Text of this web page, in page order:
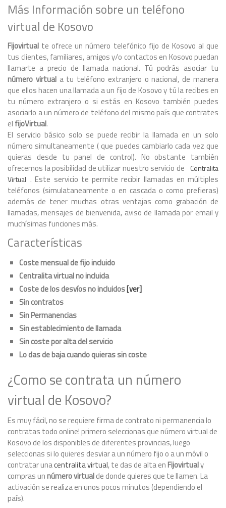
Más Información sobre un teléfono
virtual de Kosovo
Fijovirtual te ofrece un número telefónico fijo de Kosovo al que
tus clientes, familiares, amigos y/o contactos en Kosovo puedan
llamarte a precio de llamada nacional. Tú podrás asociar tu
número virtuala tu teléfono extranjero o nacional, de manera
que ellos hacen una llamada a un fijo de Kosovo y tú la recibes en
tu número extranjero o si estás en Kosovo también puedes
asociarlo a un número de teléfono del mismo país que contrates
el fijoVirtual.
El servicio básico solo se puede recibir la llamada en un solo
número simultaneamente ( que puedes cambiarlo cada vez que
quieras desde tu panel de control). No obstante también
ofrecemos la posibilidad de utilizar nuestro servicio de
Centralita
Virtual . Este servicio te permite recibir llamadas en múltiples
teléfonos (simulataneamente o en cascada o como prefieras)
además de tener muchas otras ventajas como grabación de
llamadas, mensajes de bienvenida, aviso de llamada por email y
muchísimas funciones más.
Características
Coste mensual de fijo incluido
Centralita virtual no incluida
Coste de los desvíos no incluidos[ver]
Sin contratos
Sin Permanencias
Sin establecimiento de llamada
Sin coste por alta del servicio
Lo das de baja cuando quieras sin coste
¿Como se contrata un número
virtual de Kosovo?
Es muy fácil, no se requiere firma de contrato ni permanencia lo
contratas todo online! primero seleccionas que número virtual de
Kosovo de los disponibles de diferentes provincias, luego
seleccionas si lo quieres desviar a un número fijo o a un móvil o
contratar unacentralita virtual, te das de alta enFijovirtualy
compras unnúmero virtualde donde quieres que te llamen. La
activación se realiza en unos pocos minutos (dependiendo el
país).